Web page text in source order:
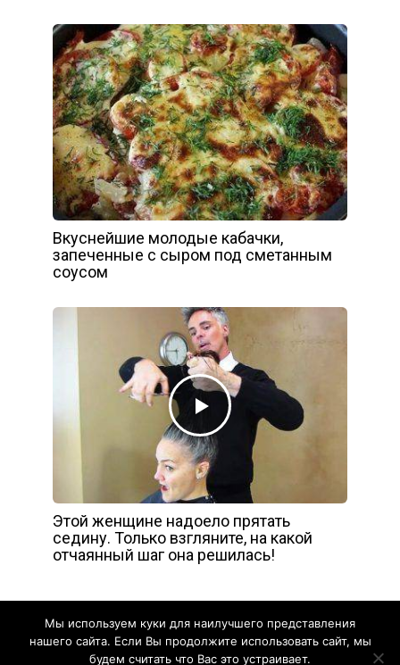
Вкуснейшие молодые кабачки,
запеченные с сыром под сметанным
соусом
Этой женщине надоело прятать
седину. Только взгляните, на какой
отчаянный шаг она решилась!
Мы используем куки для наилучшего представления
нашего сайта. Если Вы продолжите использовать сайт, мы
будем считать что Вас это устраивает.